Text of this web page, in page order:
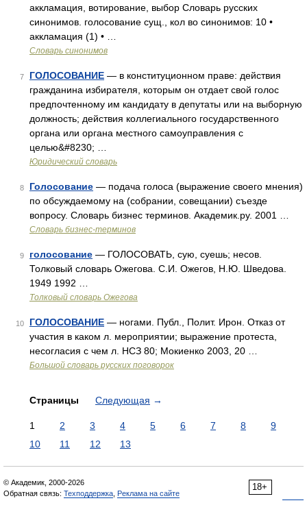
аккламация, вотирование, выбор Словарь русских
синонимов. голосование сущ., кол во синонимов: 10 •
аккламация (1) • …
Словарь синонимов
7 ГОЛОСОВАНИЕ — в конституционном праве: действия
гражданина избирателя, которым он отдает свой голос
предпочтенному им кандидату в депутаты или на выборную
должность; действия коллегиального государственного
органа или органа местного самоуправления с
целью&#8230; …
Юридический словарь
8 Голосование — подача голоса (выражение своего мнения)
по обсуждаемому на (собрании, совещании) съезде
вопросу. Словарь бизнес терминов. Академик.ру. 2001 …
Словарь бизнес-терминов
9 голосование — ГОЛОСОВАТЬ, сую, суешь; несов.
Толковый словарь Ожегова. С.И. Ожегов, Н.Ю. Шведова.
1949 1992 …
Толковый словарь Ожегова
10 ГОЛОСОВАНИЕ — ногами. Публ., Полит. Ирон. Отказ от
участия в каком л. мероприятии; выражение протеста,
несогласия с чем л. НСЗ 80; Мокиенко 2003, 20 …
Большой словарь русских поговорок
Страницы Следующая →
1 2 3 4 5 6 7 8
9
10
11 12 13
18+
© Академик, 2000-2026
Обратная связь: Техподдержка Реклама на сайте